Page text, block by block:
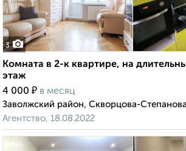
3
Комната в 2-к квартире, на
этаж
4 000 ₽ в месяц
Заволжский район, Скворцова-
Агентство, 18.08.2022